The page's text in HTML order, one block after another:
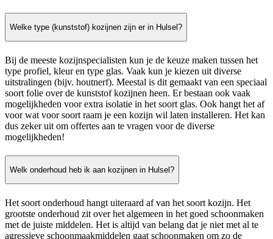
Welke type (kunststof) kozijnen zijn er in Hulsel?
Bij de meeste kozijnspecialisten kun je de keuze maken tussen het
type profiel, kleur en type glas. Vaak kun je kiezen uit diverse
uitstralingen (bijv. houtnerf). Meestal is dit gemaakt van een speciaal
soort folie over de kunststof kozijnen heen. Er bestaan ook vaak
mogelijkheden voor extra isolatie in het soort glas. Ook hangt het af
voor wat voor soort raam je een kozijn wil laten installeren. Het kan
dus zeker uit om offertes aan te vragen voor de diverse
mogelijkheden!
Welk onderhoud heb ik aan kozijnen in Hulsel?
Het soort onderhoud hangt uiteraard af van het soort kozijn. Het
grootste onderhoud zit over het algemeen in het goed schoonmaken
met de juiste middelen. Het is altijd van belang dat je niet met al te
agressieve schoonmaakmiddelen gaat schoonmaken om zo de